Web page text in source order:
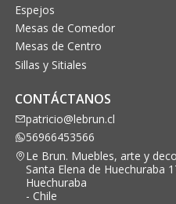
Espejos
Mesas de Comedor
Mesas de Centro
Sillas y Sitiales
CONTÁCTANOS
patricio@lebrun.cl
56966453566
Le Brun. Muebles, arte y
Santa Elena de Huechuraba
Huechuraba
- Chile